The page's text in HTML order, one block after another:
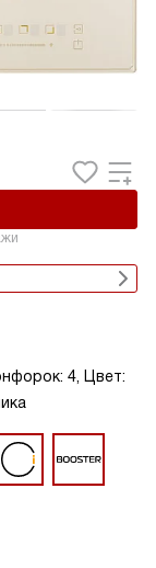
4, Цвет: